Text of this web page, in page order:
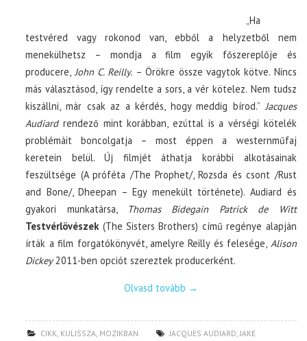
„Ha
testvéred vagy rokonod van, ebből a helyzetből nem
menekülhetsz – mondja a film egyik főszereplője és
producere,John C. Reilly. – Örökre össze vagytok kötve. Nincs
más választásod, így rendelte a sors, a vér kötelez. Nem tudsz
kiszállni, már csak az a kérdés, hogy meddig bírod.”Jacques
Audiardrendező mint korábban, ezúttal is a vérségi kötelék
problémáit boncolgatja – most éppen a westernműfaj
keretein belül. Új filmjét áthatja korábbi alkotásainak
feszültsége (A próféta /The Prophet/, Rozsda és csont /Rust
and Bone/, Dheepan – Egy menekült története). Audiard és
gyakori munkatársa, Thomas Bidegain Patrick de Witt
Testvérlövészek (The Sisters Brothers) című regénye alapján
írták a film forgatókönyvét, amelyre Reilly és felesége, Alison
Dickey2011-ben opciót szereztek producerként.
Olvasd tovább →
CIKK, KULISSZA, MOZIKBAN JACQUES AUDIARD,JAKE